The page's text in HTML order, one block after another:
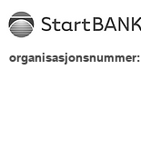
organisasjonsnummer: